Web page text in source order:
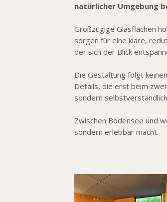
natürlicher Umgebung
Großzügige Glasflächen
sorgen für eine klare,
der sich der Blick
Die Gestaltung folgt
Details, die erst beim
sondern
Zwischen Bodensee und
sondern erlebbar macht.